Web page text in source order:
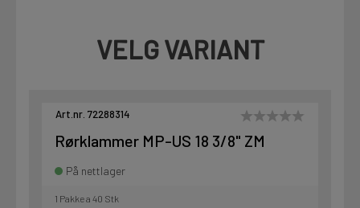
VELG VARIANT
Art.nr. 72288314
Rørklammer MP-US 18 3/8" ZM
På nettlager
1 Pakke a 40 Stk